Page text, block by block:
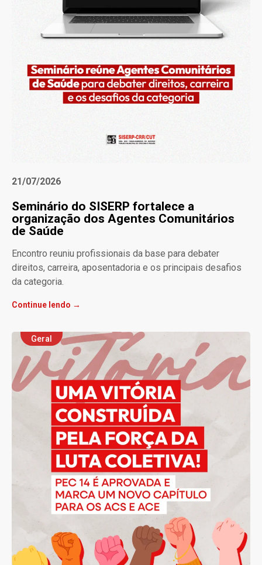
21/07/2026
Seminário do SISERP fortalece a
organização dos Agentes Comunitários
de Saúde
Encontro reuniu profissionais da base para debater
direitos, carreira, aposentadoria e os principais desafios
da categoria.
Continue lendo →
Geral